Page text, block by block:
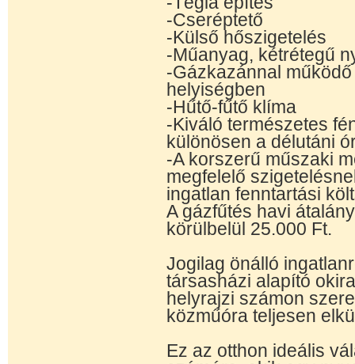
-Cseréptető
-Külső hőszigetelés
-Műanyag, kétrétegű
-Gázkazánnal
helyiségben
-Hűtő-fűtő klíma
-Kiváló természetes
különösen a délutáni
-A korszerű műszaki
megfelelő
ingatlan fenntartási
A gázfűtés havi
körülbelül 25.000 Ft.
Jogilag önálló
társasházi alapító
helyrajzi számon
közműóra teljesen
Ez az otthon ideális